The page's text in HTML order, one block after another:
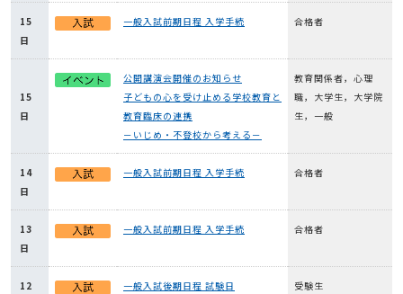
15
日
一般入試前期日程 入学手続 合格者
15
日
公開講演会開催のお知らせ
子どもの心を受け止める学校教育と
教育臨床の連携
－いじめ・不登校から考える－
教育関係者，心理
職，大学生，大学院
生，一般
14
日
一般入試前期日程 入学手続 合格者
13
日
一般入試前期日程 入学手続 合格者
12
一般入試後期日程 試験日 受験生